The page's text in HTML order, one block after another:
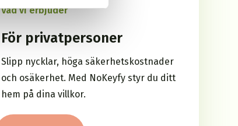
Vad vi erbjuder
För privatpersoner
Slipp nycklar, höga säkerhetskostnader
och osäkerhet. Med NoKeyfy styr du ditt
hem på dina villkor.